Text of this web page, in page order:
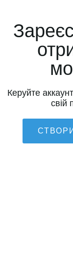
Керуйте
свій